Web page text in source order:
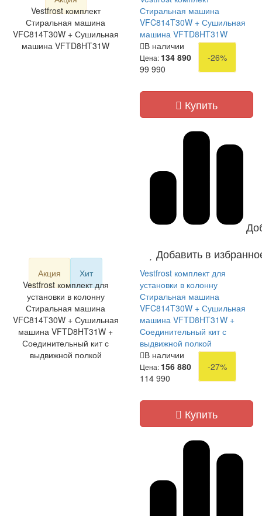
Vestfrost комплект
Стиральная машина
VFC814T30W + Сушильная
машина VFTD8HT31W
Стиральная машина
VFC814T30W + Сушильная
машина VFTD8HT31W
В наличии
Цена: 134 890
-26%
99 990
Купить
Добавить в
Акция
Хит
Vestfrost комплект для
установки в колонну
Стиральная машина
VFC814T30W + Сушильная
машина VFTD8HT31W +
Соединительный кит с
выдвижной полкой
Vestfrost комплект для
установки в колонну
Стиральная машина
VFC814T30W + Сушильная
машина VFTD8HT31W +
Соединительный кит с
выдвижной полкой
В наличии
Цена: 156 880
-27%
114 990
Купить